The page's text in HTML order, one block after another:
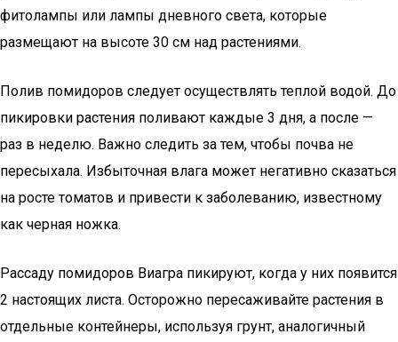
фитолампы или лампы дневного света, которые
размещают на высоте 30 см над растениями.
Полив помидоров следует осуществлять теплой водой. До
пикировки растения поливают каждые 3 дня, а после —
раз в неделю. Важно следить за тем, чтобы почва не
пересыхала. Избыточная влага может негативно сказаться
на росте томатов и привести к заболеванию, известному
как черная ножка.
Рассаду помидоров Виагра пикируют, когда у них появится
2 настоящих листа. Осторожно пересаживайте растения в
отдельные контейнеры, используя грунт, аналогичный